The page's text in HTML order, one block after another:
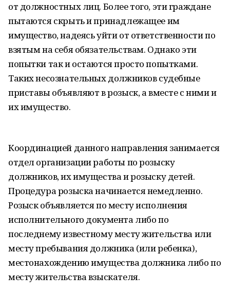
от должностных лиц. Более того, эти граждане
пытаются скрыть и принадлежащее им
имущество, надеясь уйти от ответственности по
взятым на себя обязательствам. Однако эти
попытки так и остаются просто попытками.
Таких несознательных должников судебные
приставы объявляют в розыск, а вместе с ними и
их имущество.
Координацией данного направления занимается
отдел организации работы по розыску
должников, их имущества и розыску детей.
Процедура розыска начинается немедленно.
Розыск объявляется по месту исполнения
исполнительного документа либо по
последнему известному месту жительства или
месту пребывания должника (или ребенка),
местонахождению имущества должника либо по
месту жительства взыскателя.